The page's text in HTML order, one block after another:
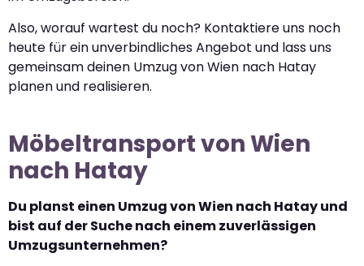
Also, worauf wartest du noch? Kontaktiere uns noch
heute für ein unverbindliches Angebot und lass uns
gemeinsam deinen Umzug von Wien nach Hatay
planen und realisieren.
Möbeltransport von Wien
nach Hatay
Du planst einen Umzug von Wien nach Hatay und
bist auf der Suche nach einem zuverlässigen
Umzugsunternehmen?